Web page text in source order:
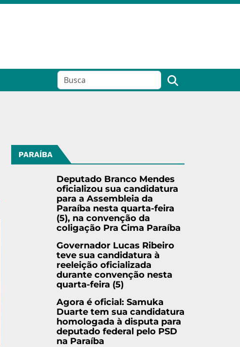
PARAÍBA
Deputado Branco Mendes
oficializou sua candidatura
para a Assembleia da
Paraíba nesta quarta-feira
(5), na convenção da
coligação Pra Cima Paraíba
Governador Lucas Ribeiro
teve sua candidatura à
reeleição oficializada
durante convenção nesta
quarta-feira (5)
Agora é oficial: Samuka
Duarte tem sua candidatura
homologada à disputa para
deputado federal pelo PSD
na Paraíba